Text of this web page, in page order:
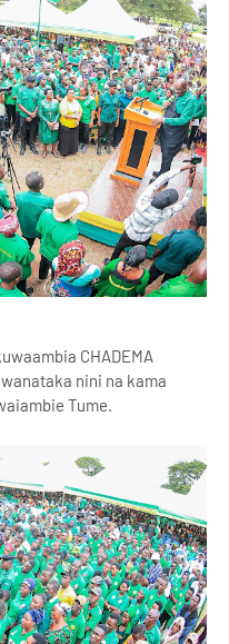
CHADEMA
nini na kama
Tume.